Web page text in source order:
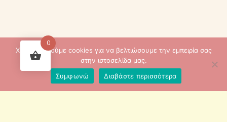
Created by
0
Χρησιμοποιούμε cookies για να βελτιώσουμε την εμπειρία σας
στην ιστοσελίδα μας.
Συμφωνώ
Διαβάστε περισσότερα